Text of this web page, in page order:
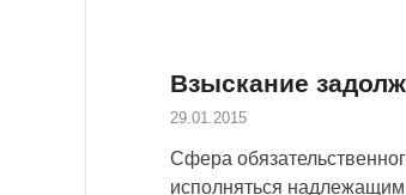
Взыскание
29.01.2015
Сфера
исполняться надлежащим